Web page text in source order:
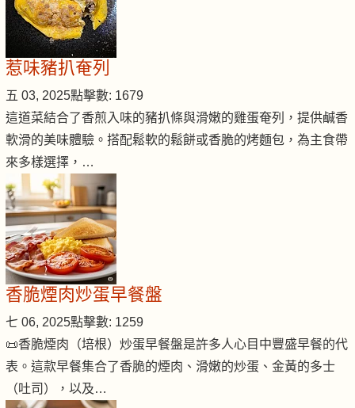
惹味豬扒奄列
五 03, 2025點擊數: 1679
這道菜結合了香煎入味的豬扒條與滑嫩的雞蛋奄列，提供鹹香
軟滑的美味體驗。搭配鬆軟的鬆餅或香脆的烤麵包，為主食帶
來多樣選擇，…
香脆煙肉炒蛋早餐盤
七 06, 2025點擊數: 1259
📜香脆煙肉（培根）炒蛋早餐盤是許多人心目中豐盛早餐的代
表。這款早餐集合了香脆的煙肉、滑嫩的炒蛋、金黃的多士
（吐司），以及…